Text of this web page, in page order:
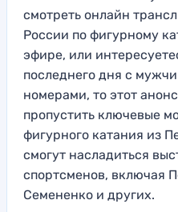
смотреть онлайн
России по фигурному
эфире, или
последнего дня с
номерами, то этот
пропустить ключевые
фигурного катания из
смогут насладиться
спортсменов, включая
Семененко и других.